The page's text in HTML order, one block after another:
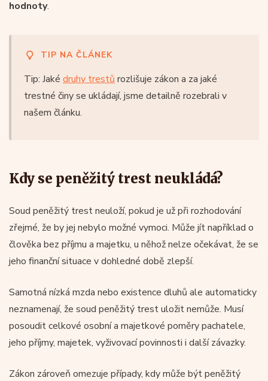
hodnoty.
TIP NA ČLÁNEK
Tip: Jaké druhy trestů rozlišuje zákon a za jaké
trestné činy se ukládají, jsme detailně rozebrali v
našem článku.
Kdy se peněžitý trest neukládá?
Soud peněžitý trest neuloží, pokud je už při rozhodování
zřejmé, že by jej nebylo možné vymoci. Může jít například o
člověka bez příjmu a majetku, u něhož nelze očekávat, že se
jeho finanční situace v dohledné době zlepší.
Samotná nízká mzda nebo existence dluhů ale automaticky
neznamenají, že soud peněžitý trest uložit nemůže. Musí
posoudit celkové osobní a majetkové poměry pachatele,
jeho příjmy, majetek, vyživovací povinnosti i další závazky.
Zákon zároveň omezuje případy, kdy může být peněžitý